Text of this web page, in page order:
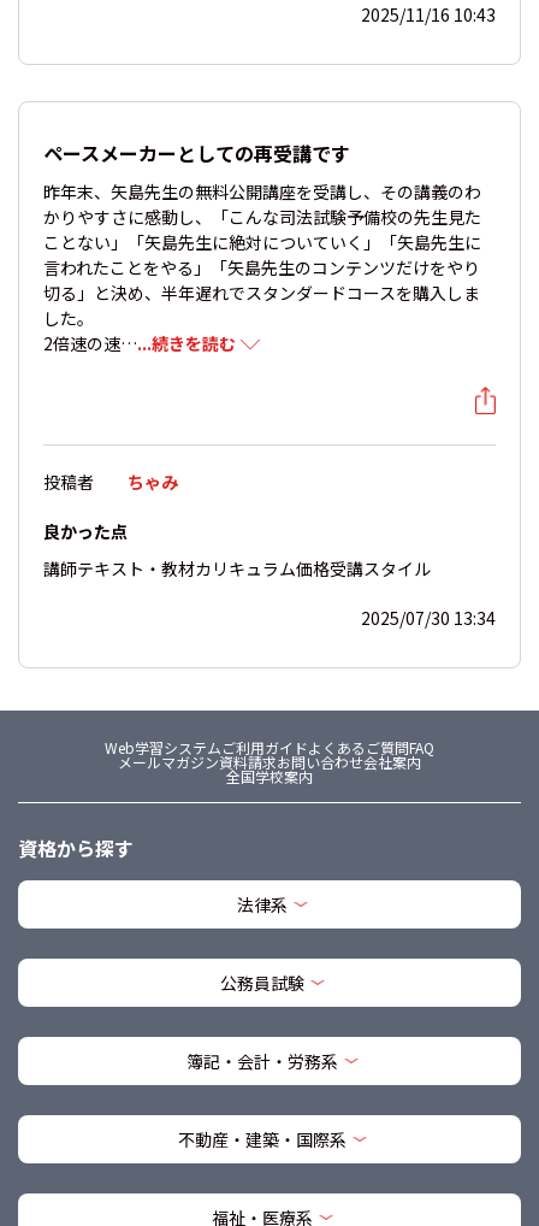
2025/11/16 10:43
ペースメーカーとしての再受講です
昨年末、矢島先生の無料公開講座を受講し、その講義のわ
かりやすさに感動し、「こんな司法試験予備校の先生見た
ことない」「矢島先生に絶対についていく」「矢島先生に
言われたことをやる」「矢島先生のコンテンツだけをやり
切る」と決め、半年遅れでスタンダードコースを購入しま
した。
2倍速の速…...続きを読む
投稿者 ちゃみ
良かった点
講師テキスト・教材カリキュラム価格受講スタイル
2025/07/30 13:34
Web学習システムご利用ガイドよくあるご質問FAQ
メールマガジン資料請求お問い合わせ会社案内
全国学校案内
資格から探す
法律系
公務員試験
簿記・会計・労務系
不動産・建築・国際系
福祉・医療系